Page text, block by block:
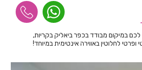
במיקום מבודד בכפר ביאליק בקריות,
לחלוטין באווירה אינטימית במיוחד!